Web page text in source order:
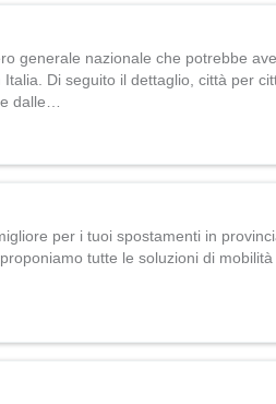
generale nazionale che potrebbe
Di seguito il dettaglio, città per
dalle…
per i tuoi spostamenti in
tutte le soluzioni di